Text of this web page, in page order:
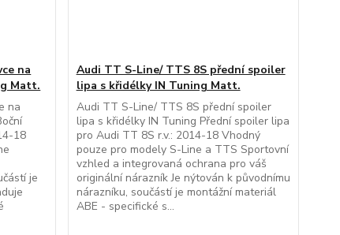
na
Matt.
na
18
je
Audi TT S-Line/ TTS 8S přední spoiler
lipa s křidélky IN Tuning Matt.
Audi TT S-Line/ TTS 8S přední spoiler
lipa s křidélky IN Tuning Přední spoiler lipa
pro Audi TT 8S r.v.: 2014-18 Vhodný
pouze pro modely S-Line a TTS Sportovní
vzhled a integrovaná ochrana pro váš
originální nárazník Je nýtován k původnímu
nárazníku, součástí je montážní materiál
ABE - specifické s...